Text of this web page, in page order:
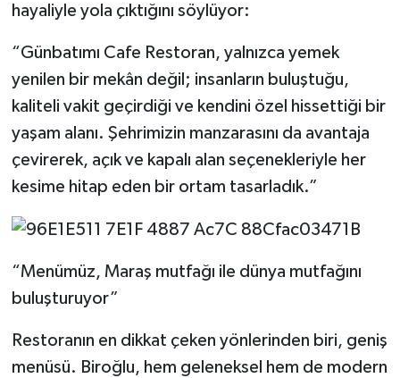
hayaliyle yola çıktığını söylüyor:
“Günbatımı Cafe Restoran, yalnızca yemek
yenilen bir mekân değil; insanların buluştuğu,
kaliteli vakit geçirdiği ve kendini özel hissettiği bir
yaşam alanı. Şehrimizin manzarasını da avantaja
çevirerek, açık ve kapalı alan seçenekleriyle her
kesime hitap eden bir ortam tasarladık.”
“Menümüz, Maraş mutfağı ile dünya mutfağını
buluşturuyor”
Restoranın en dikkat çeken yönlerinden biri, geniş
menüsü. Biroğlu, hem geleneksel hem de modern